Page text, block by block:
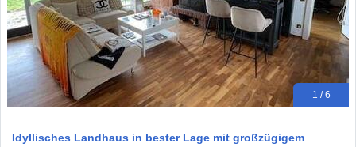
1 / 6
Idyllisches Landhaus in bester Lage mit großzügigem